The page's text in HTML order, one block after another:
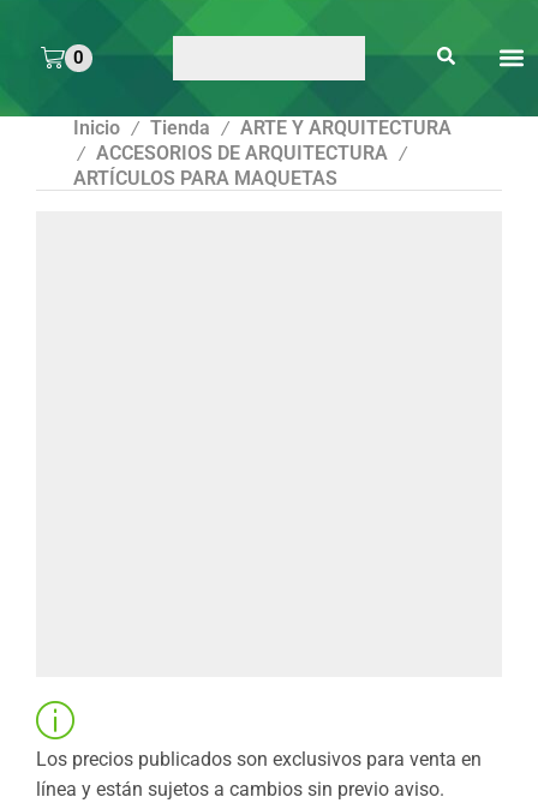
0
Inicio / Tienda / ARTE Y ARQUITECTURA
/ ACCESORIOS DE ARQUITECTURA /
ARTÍCULOS PARA MAQUETAS
Los precios publicados son exclusivos para venta en
línea y están sujetos a cambios sin previo aviso.